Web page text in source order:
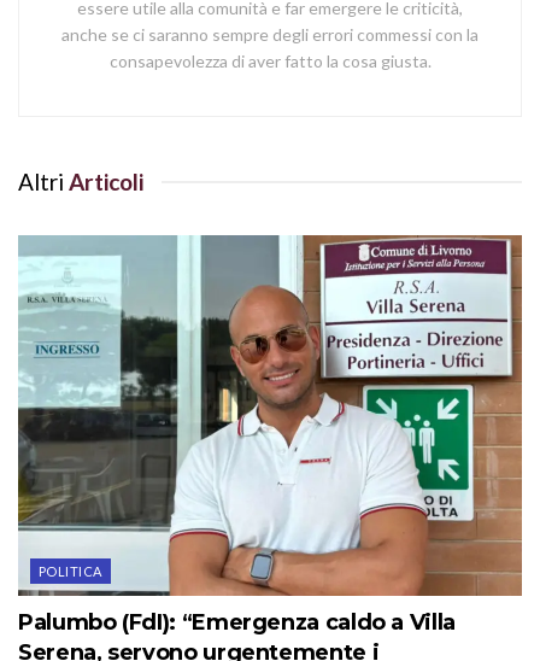
essere utile alla comunità e far emergere le criticità,
anche se ci saranno sempre degli errori commessi con la
consapevolezza di aver fatto la cosa giusta.
Altri Articoli
POLITICA
Palumbo (FdI): “Emergenza caldo a Villa
Serena, servono urgentemente i